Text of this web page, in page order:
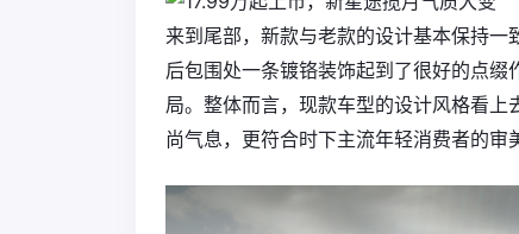
来到尾部，新款与老款的设计基本保持一
后包围处一条镀铬装饰起到了很好的点
局。整体而言，现款车型的设计风格看
尚气息，更符合时下主流年轻消费者的审